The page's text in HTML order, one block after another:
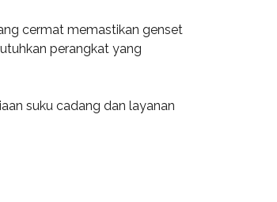
cermat memastikan genset
perangkat yang
suku cadang dan layanan